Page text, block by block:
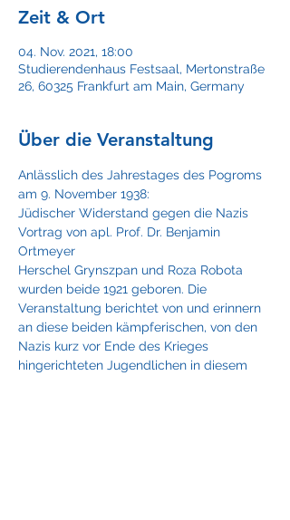
Zeit & Ort
04. Nov. 2021, 18:00
Studierendenhaus Festsaal, Mertonstraße
26, 60325 Frankfurt am Main, Germany
Über die Veranstaltung
Anlässlich des Jahrestages des Pogroms
am 9. November 1938:
Jüdischer Widerstand gegen die Nazis
Vortrag von apl. Prof. Dr. Benjamin
Ortmeyer
Herschel Grynszpan und Roza Robota
wurden beide 1921 geboren. Die
Veranstaltung berichtet von und erinnern
an diese beiden kämpferischen, von den
Nazis kurz vor Ende des Krieges
hingerichteten Jugendlichen in diesem